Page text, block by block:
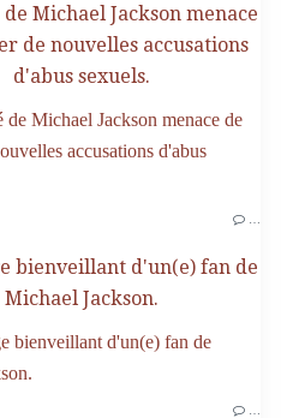
de Michael Jackson menace
de nouvelles accusations
d'abus sexuels.
bienveillant d'un(e) fan de
Michael Jackson.